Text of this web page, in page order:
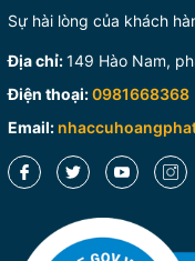
Sự hài lòng của khách
Địa chỉ:149 Hào Nam,
Điện thoại:0981668368
Email: